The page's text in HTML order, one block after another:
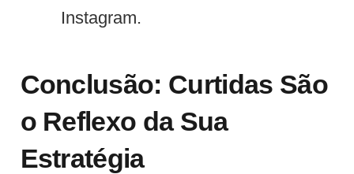
Instagram.
Conclusão: Curtidas São
o Reflexo da Sua
Estratégia